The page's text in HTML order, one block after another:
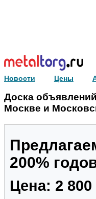
Новости Цены
Доска
Москве и
200%
Цена: 2 800